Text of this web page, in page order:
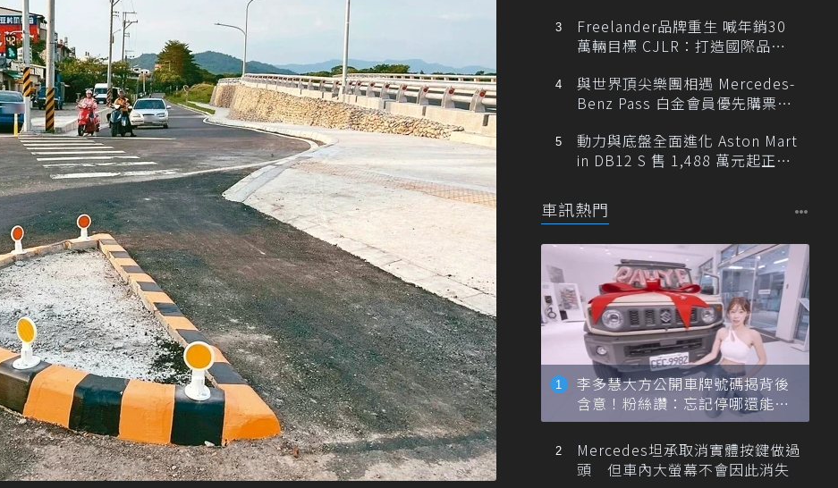
Freelander品牌重生 喊年銷30
萬輛目標 CJLR：打造國際品牌
與世界頂尖樂團相遇 Mercedes-
Benz Pass 白金會員優先購票維
動力與底盤全面進化 Aston Mart
in DB12 S 售 1,488 萬元起正式
車訊熱門
李多慧大方公開車牌號碼揭背後
含意！粉絲讚：忘記停哪還能幫
忙找車
Mercedes坦承取消實體按鍵做過
頭 但車內大螢幕不會因此消失